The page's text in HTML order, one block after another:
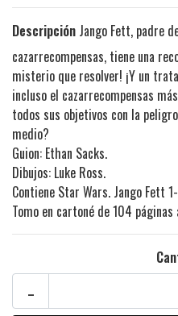
Descripción Jango Fett, padre
cazarrecompensas, tiene una
misterio que resolver! ¡Y un
incluso el cazarrecompensas
todos sus objetivos con la
medio?
Guion: Ethan Sacks.
Dibujos: Luke Ross.
Contiene Star Wars. Jango Fett
Tomo en cartoné de 104 páginas
-